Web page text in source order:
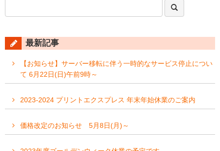
ョ
最新記事
【お知らせ】サーバー移転に伴う一時的なサービス停止につい
て 6月22日(日)午前9時～
2023-2024 プリントエクスプレス 年末年始休業のご案内
価格改定のお知らせ 5月8日(月)～